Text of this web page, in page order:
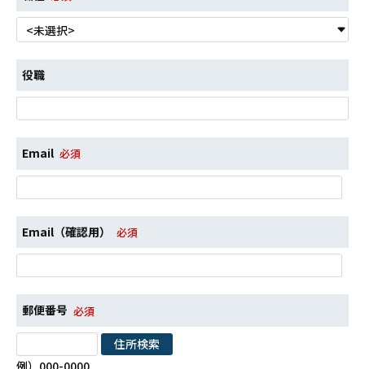
役職
Email 必須
Email（確認用） 必須
郵便番号 必須
例）000-0000